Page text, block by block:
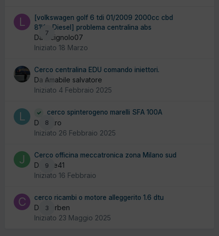
7
[volkswagen golf 6 tdi 01/2009 2000cc cbd
81Kw Diesel] problema centralina abs
Da lucignolo07
Iniziato 18 Marzo
0
Cerco centralina EDU comando iniettori.
Da Amabile salvatore
Iniziato 4 Febbraio 2025
8
cerco spinterogeno marelli SFA 100A
Da liistro
Iniziato 26 Febbraio 2025
9
Cerco officina meccatronica zona Milano sud
Da Joe41
Iniziato 16 Febbraio
3
cerco ricambi o motore alleggerito 1.6 dtu
Da ciorben
Iniziato 23 Maggio 2025